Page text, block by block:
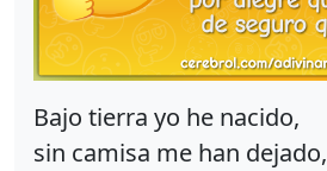
Bajo tierra yo he nacido,
sin camisa me han dejado,